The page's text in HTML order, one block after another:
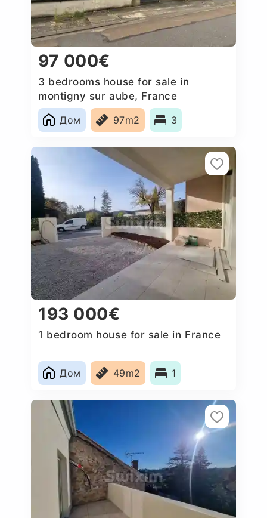
97 000€
3 bedrooms house for sale in
montigny sur aube, France
Дом
97m2 3
193 000€
1 bedroom house for sale in France
Дом 49m2 1